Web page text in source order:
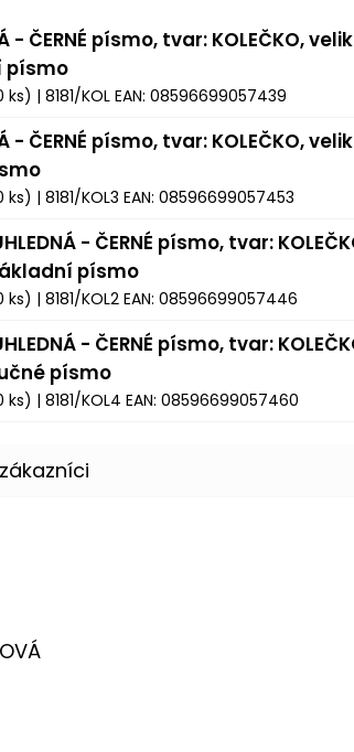
- ČERNÉ písmo, tvar: KOLEČKO,
písmo
ks) | 8181/KOL EAN: 08596699057439
- ČERNÉ písmo, tvar: KOLEČKO,
ks) | 8181/KOL3 EAN: 08596699057453
- ČERNÉ písmo, tvar:
písmo
ks) | 8181/KOL2 EAN: 08596699057446
- ČERNÉ písmo, tvar:
písmo
ks) | 8181/KOL4 EAN: 08596699057460